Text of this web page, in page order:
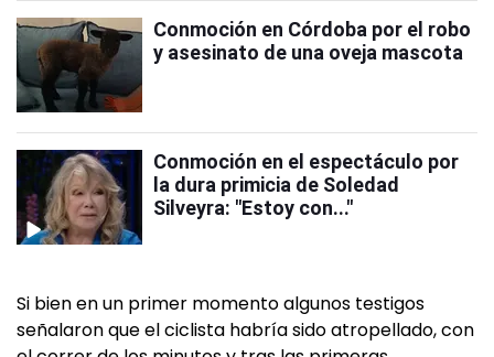
Conmoción en Córdoba por el robo
y asesinato de una oveja mascota
Conmoción en el espectáculo por
la dura primicia de Soledad
Silveyra: "Estoy con..."
Si bien en un primer momento algunos testigos
señalaron que el ciclista habría sido atropellado, con